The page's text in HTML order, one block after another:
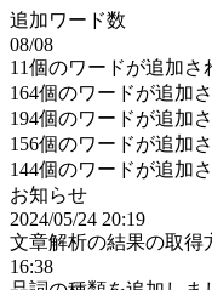
追加ワード数
08/08
11個のワードが追加さ
164個のワードが追加
194個のワードが追加
156個のワードが追加
144個のワードが追加
お知らせ
2024/05/24 20:19
文章解析の結果の取得
16:38